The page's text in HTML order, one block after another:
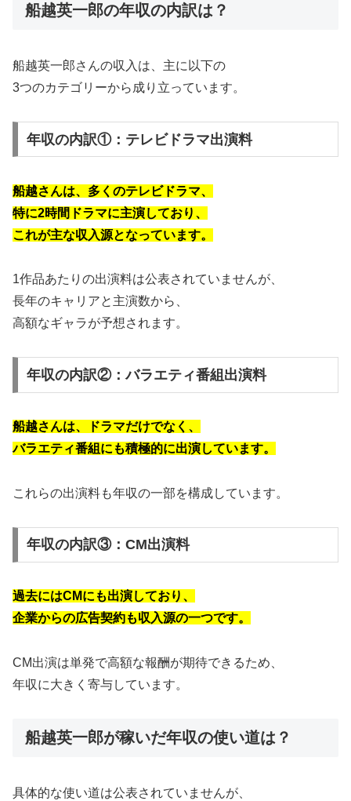
船越英一郎の年収の内訳は？
船越英一郎さんの収入は、主に以下の
3つのカテゴリーから成り立っています。
年収の内訳①：テレビドラマ出演料
船越さんは、多くのテレビドラマ、
特に2時間ドラマに主演しており、
これが主な収入源となっています。
1作品あたりの出演料は公表されていませんが、
長年のキャリアと主演数から、
高額なギャラが予想されます。
年収の内訳②：バラエティ番組出演料
船越さんは、
ドラマだけでなく、
バラエティ番組にも積極的に出演しています。
これらの出演料も年収の一部を構成しています。
年収の内訳③：CM出演料
過去にはCMにも出演しており、
企業からの広告契約も収入源の一つです。
CM出演は単発で高額な報酬が期待できるため、
年収に大きく寄与しています。
船越英一郎が稼いだ年収の使い道は？
具体的な使い道は公表されていませんが、